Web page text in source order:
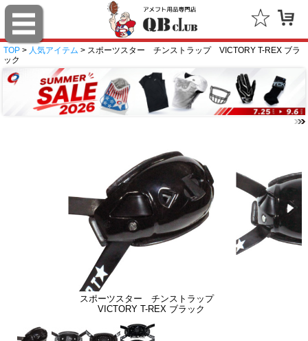
TOP > 人気アイテム > スポーツスター チンストラップ VICTORY T-REX ブラ
ック
スポーツスター チンストラップ
VICTORY T-REX ブラック